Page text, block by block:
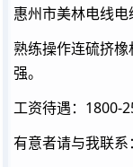
惠州市美林电线
熟练操作连硫挤
强。
工资待遇：1800-
有意者请与我联系